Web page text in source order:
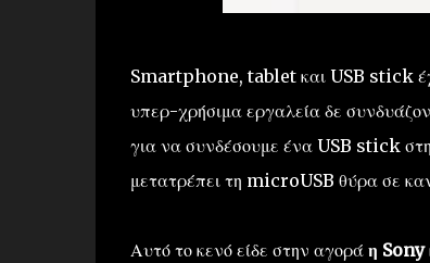
Smartphone, tablet και USB stick
υπερ-χρήσιμα εργαλεία δε
για να συνδέσουμε ένα USB stick
μετατρέπει τη microUSB θύρα σε
Αυτό το κενό είδε στην αγορά η